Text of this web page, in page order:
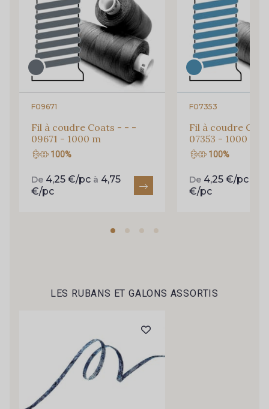
F09671
Fil à coudre Coats - - -
09671 - 1000 m
100%
De 4,25 €/pc à 4,75
€/pc
F07353
Fil à coudre
07353 - 1000 m
100%
De 4,25 €/pc
€/pc
LES RUBANS ET GALONS ASSORTIS
Cadeau : 10% offerts sur votre
commande !